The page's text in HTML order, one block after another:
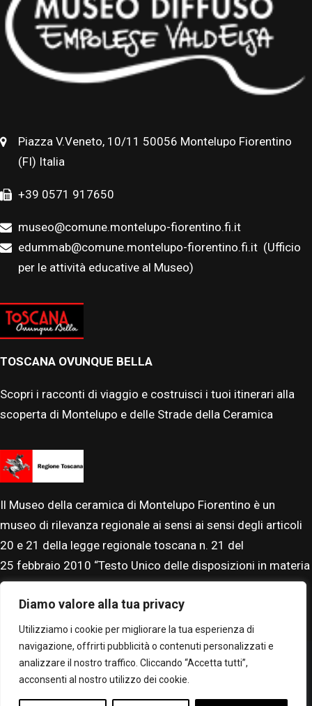
Diamo valore alla tua privacy
Utilizziamo i cookie per migliorare la tua esperienza di
navigazione, offrirti pubblicità o contenuti personalizzati e
analizzare il nostro traffico. Cliccando “Accetta tutti”,
acconsenti al nostro utilizzo dei cookie.
Piazza V.Veneto, 10/11 50056 Montelupo Fiorentino
(FI) Italia
+39 0571 917650
museo@comune.montelupo-fiorentino.fi.it
edummab@comune.montelupo-fiorentino.fi.it (Ufficio
per le attività educative al Museo)
TOSCANA OVUNQUE BELLA
Scopri i racconti di viaggio e costruisci i tuoi itinerari alla
scoperta di Montelupo e delle Strade della Ceramica
Il Museo della ceramica di Montelupo Fiorentino è un
museo di rilevanza regionale ai sensi ai sensi degli articoli
20 e 21 della legge regionale toscana n. 21 del
25 febbraio 2010 “Testo Unico delle disposizioni in materia
di beni, istituti e attività culturali”. Il Museo è accreditato al
Sistema Museale Nazionale.